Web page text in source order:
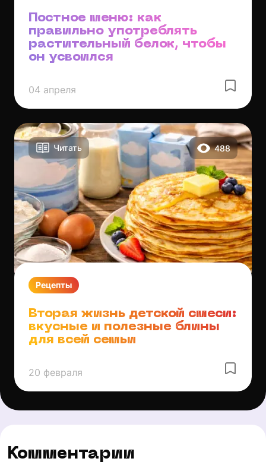
Постное меню: как
правильно употреблять
растительный белок, чтобы
он усвоился
04 апреля
Читать 488
Рецепты
Вторая жизнь детской смеси:
вкусные и полезные блины
для всей семьи
20 февраля
Комментарии